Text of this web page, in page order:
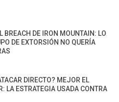
BREACH DE IRON MOUNTAIN: LO
DE EXTORSIÓN NO QUERÍA
DIRECTO? MEJOR EL
LA ESTRATEGIA USADA CONTRA